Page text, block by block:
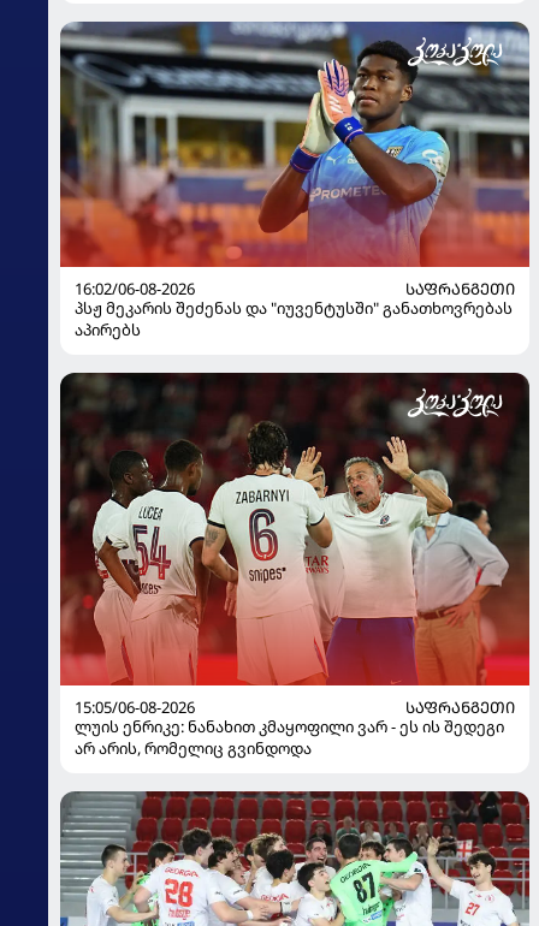
16:02/06-08-2026
ᲡᲐᲤᲠᲐᲜᲒᲔᲗᲘ
პსჟ მეკარის შეძენას და "იუვენტუსში" განათხოვრებას
აპირებს
15:05/06-08-2026
ᲡᲐᲤᲠᲐᲜᲒᲔᲗᲘ
ლუის ენრიკე: ნანახით კმაყოფილი ვარ - ეს ის შედეგი
არ არის, რომელიც გვინდოდა